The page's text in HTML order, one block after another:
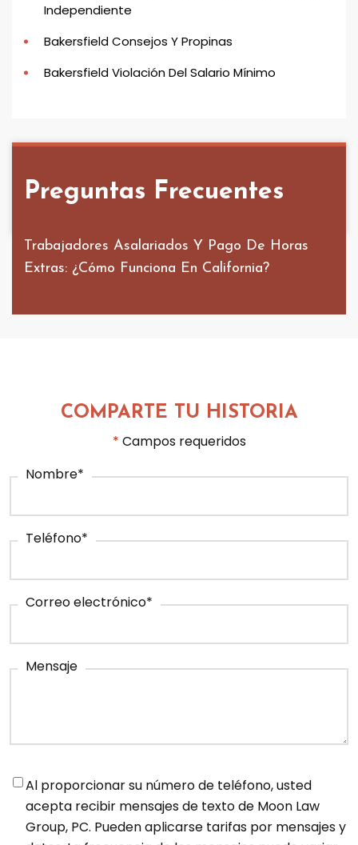
Independiente
Bakersfield Consejos Y Propinas
Bakersfield Violación Del Salario Mínimo
Preguntas Frecuentes
Trabajadores Asalariados Y Pago De Horas
Extras: ¿Cómo Funciona En California?
COMPARTE TU HISTORIA
* Campos requeridos
Nombre*
Teléfono*
Correo electrónico*
Mensaje
Al proporcionar su número de teléfono, usted
acepta recibir mensajes de texto de Moon Law
Group, PC. Pueden aplicarse tarifas por mensajes y